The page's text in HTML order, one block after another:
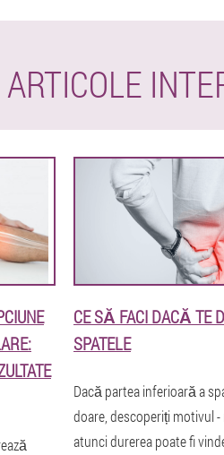
ARTICOLE
CE SĂ FACI DACĂ TE
SPATELE
Dacă partea inferioară a
doare, descoperiți motivul -
atunci durerea poate fi